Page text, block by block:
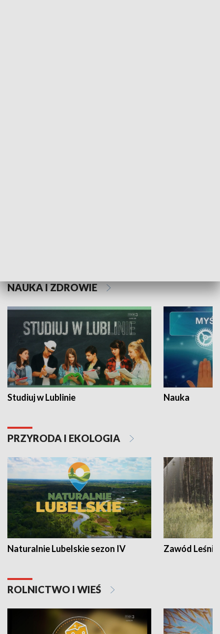
NAUKA I ZDROWIE
Studiuj w Lublinie Nauka
PRZYRODA I EKOLOGIA
Naturalnie Lubelskie sezon IV Zawód Leśnik
ROLNICTWO I WIEŚ